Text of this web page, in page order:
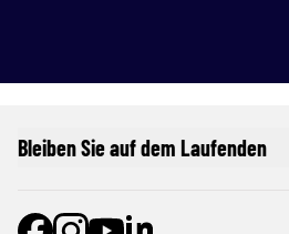
Bleiben Sie auf dem Laufenden